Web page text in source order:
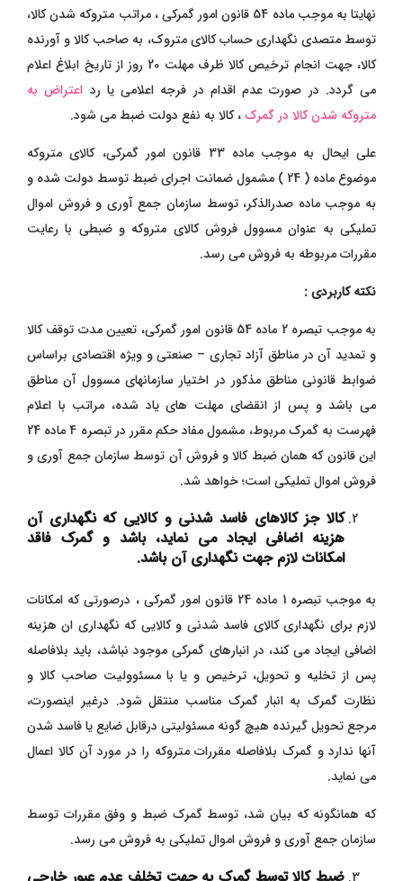
نهایتا به موجب ماده 54 قانون امور گمرکی ، مراتب متروکه شدن کالا،
توسط متصدی نگهداری حساب کالای متروک، به صاحب کالا و آورنده
کالا، جهت انجام ترخیص کالا ظرف مهلت 20 روز از تاریخ ابلاغ اعلام
می گردد. در صورت عدم اقدام در فرجه اعلامی یا رد اعتراض به
متروکه شدن کالا در گمرک، کالا به نفع دولت ضبط می شود.
علی ایحال به موجب ماده 33 قانون امور گمرکی، کالای متروکه
موضوع ماده ( 24 ) مشمول ضمانت اجرای ضبط توسط دولت شده و
به موجب ماده صدرالذکر، توسط سازمان جمع آوری و فروش اموال
تملیکی به عنوان مسوول فروش کالای متروکه و ضبطی با رعایت
مقررات مربوطه به فروش می رسد.
نکته کاربردی :
به موجب تبصره 2 ماده 54 قانون امور گمرکی، تعیین مدت توقف کالا
و تمدید آن در مناطق آزاد تجاری – صنعتی و ویژه اقتصادی براساس
ضوابط قانونی مناطق مذکور در اختیار سازمانهای مسوول آن مناطق
می باشد و پس از انقضای مهلت های یاد شده، مراتب با اعلام
فهرست به گمرک مربوط، مشمول مفاد حکم مقرر در تبصره 4 ماده 24
این قانون که همان ضبط کالا و فروش آن توسط سازمان جمع آوری و
فروش اموال تملیکی است؛ خواهد شد.
کالا جز کالاهای فاسد شدنی و کالایی که نگهداری آن
هزینه اضافی ایجاد می نماید، باشد و گمرک فاقد
امکانات لازم جهت نگهداری آن باشد.
به موجب تبصره 1 ماده 24 قانون امور گمرکی ، درصورتی که امکانات
لازم برای نگهداری کالای فاسد شدنی و کالایی که نگهداری ان هزینه
اضافی ایجاد می کند، در انبارهای گمرکی موجود نباشد، باید بلافاصله
پس از تخلیه و تحویل، ترخیص و یا با مسئوولیت صاحب کالا و
نظارت گمرک به انبار گمرک مناسب منتقل شود. درغیر اینصورت،
مرجع تحویل گیرنده هیچ گونه مسئولیتی درقابل ضایع یا فاسد شدن
آنها ندارد و گمرک بلافاصله مقررات متروکه را در مورد آن کالا اعمال
می نماید.
که همانگونه که بیان شد، توسط گمرک ضبط و وفق مقررات توسط
سازمان جمع آوری و فروش اموال تملیکی به فروش می رسد.